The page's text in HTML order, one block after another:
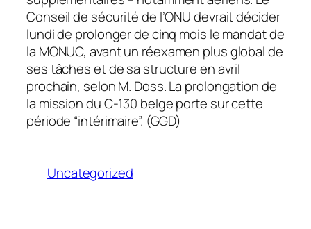
Conseil de sécurité de l’ONU devrait décider
lundi de prolonger de cinq mois le mandat de
la MONUC, avant un réexamen plus global de
ses tâches et de sa structure en avril
prochain, selon M. Doss. La prolongation de
la mission du C-130 belge porte sur cette
période “intérimaire”. (GGD)
Uncategorized